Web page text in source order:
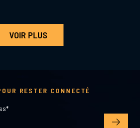
VOIR PLUS
RESTER CONNECTÉ
*